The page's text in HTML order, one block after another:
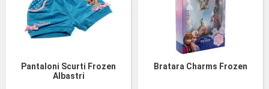
Pantaloni Scurti Frozen
Albastri
Bratara Charms Frozen